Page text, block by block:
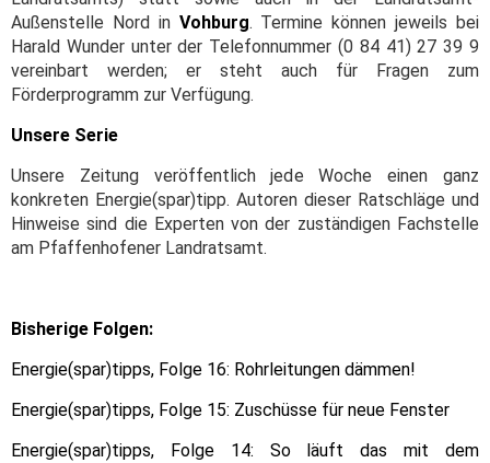
Außenstelle Nord in Vohburg. Termine können jeweils bei
Harald Wunder unter der Telefonnummer (0 84 41) 27 39 9
vereinbart werden; er steht auch für Fragen zum
Förderprogramm zur Verfügung.
Unsere Serie
Unsere Zeitung veröffentlich jede Woche einen ganz
konkreten Energie(spar)tipp. Autoren dieser Ratschläge und
Hinweise sind die Experten von der zuständigen Fachstelle
am Pfaffenhofener Landratsamt.
Bisherige Folgen:
Energie(spar)tipps, Folge 16: Rohrleitungen dämmen!
Energie(spar)tipps, Folge 15: Zuschüsse für neue Fenster
Energie(spar)tipps, Folge 14: So läuft das mit dem